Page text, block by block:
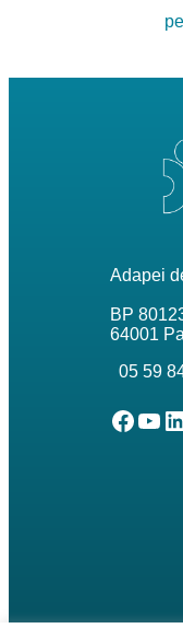
Adapei
BP
64001
05 59
L'Adapei des Pyrénées-L'Adapei des Pyrénées-